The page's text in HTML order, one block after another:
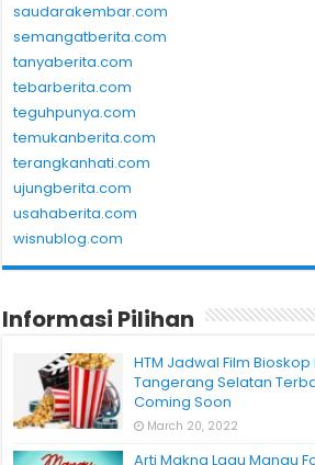
saudarakembar.com
semangatberita.com
tanyaberita.com
tebarberita.com
teguhpunya.com
temukanberita.com
terangkanhati.com
ujungberita.com
usahaberita.com
wisnublog.com
Informasi Pilihan
HTM Jadwal Film Bioskop
Tangerang Selatan
Coming Soon
March 20, 2022
Arti Makna Lagu Mangu